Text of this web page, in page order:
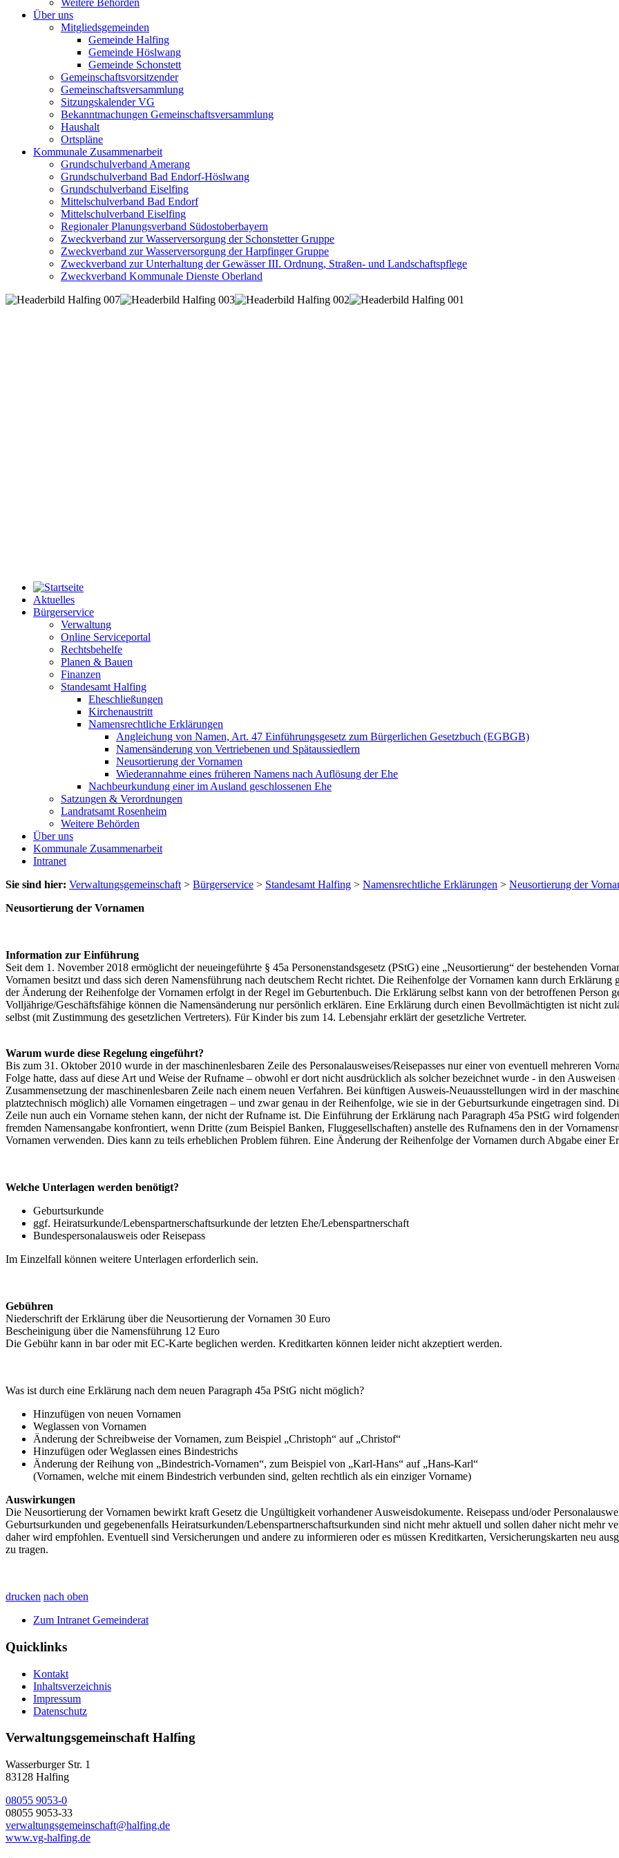
Weitere Behörden
Über uns
Mitgliedsgemeinden
Gemeinde Halfing
Gemeinde Höslwang
Gemeinde Schonstett
Gemeinschaftsvorsitzender
Gemeinschaftsversammlung
Sitzungskalender VG
Bekanntmachungen Gemeinschaftsversammlung
Haushalt
Ortspläne
Kommunale Zusammenarbeit
Grundschulverband Amerang
Grundschulverband Bad Endorf-Höslwang
Grundschulverband Eiselfing
Mittelschulverband Bad Endorf
Mittelschulverband Eiselfing
Regionaler Planungsverband Südostoberbayern
Zweckverband zur Wasserversorgung der Schonstetter Gruppe
Zweckverband zur Wasserversorgung der Harpfinger Gruppe
Zweckverband zur Unterhaltung der Gewässer III. Ordnung, Straßen- und Landschaftspflege
Zweckverband Kommunale Dienste Oberland
Aktuelles
Bürgerservice
Verwaltung
Online Serviceportal
Rechtsbehelfe
Planen & Bauen
Finanzen
Standesamt Halfing
Eheschließungen
Kirchenaustritt
Namensrechtliche Erklärungen
Angleichung von Namen, Art. 47 Einführungsgesetz zum Bürgerlichen Gesetzbuch (EGBGB)
Namensänderung von Vertriebenen und Spätaussiedlern
Neusortierung der Vornamen
Wiederannahme eines früheren Namens nach Auflösung der Ehe
Nachbeurkundung einer im Ausland geschlossenen Ehe
Satzungen & Verordnungen
Landratsamt Rosenheim
Weitere Behörden
Über uns
Kommunale Zusammenarbeit
Intranet
Sie sind hier: Verwaltungsgemeinschaft > Bürgerservice > Standesamt Halfing > Namensrechtliche Erklärungen > Neusortierung der
Neusortierung der Vornamen
Information zur Einführung
Seit dem 1. November 2018 ermöglicht der neueingeführte § 45a Personenstandsgesetz (PStG) eine „Neusortierung“ der bestehenden
Vornamen besitzt und dass sich deren Namensführung nach deutschem Recht richtet. Die Reihenfolge der Vornamen kann durch
der Änderung der Reihenfolge der Vornamen erfolgt in der Regel im Geburtenbuch. Die Erklärung selbst kann von der betroffenen Person
Volljährige/Geschäftsfähige können die Namensänderung nur persönlich erklären. Eine Erklärung durch einen Bevollmächtigten ist nicht
selbst (mit Zustimmung des gesetzlichen Vertreters). Für Kinder bis zum 14. Lebensjahr erklärt der gesetzliche Vertreter.
Warum wurde diese Regelung eingeführt?
Bis zum 31. Oktober 2010 wurde in der maschinenlesbaren Zeile des Personalausweises/Reisepasses nur einer von eventuell mehreren
Folge hatte, dass auf diese Art und Weise der Rufname – obwohl er dort nicht ausdrücklich als solcher bezeichnet wurde - in den
Zusammensetzung der maschinenlesbaren Zeile nach einem neuen Verfahren. Bei künftigen Ausweis-Neuausstellungen wird in der
platztechnisch möglich) alle Vornamen eingetragen – und zwar genau in der Reihenfolge, wie sie in der Geburtsurkunde eingetragen sind.
Zeile nun auch ein Vorname stehen kann, der nicht der Rufname ist. Die Einführung der Erklärung nach Paragraph 45a PStG wird
fremden Namensangabe konfrontiert, wenn Dritte (zum Beispiel Banken, Fluggesellschaften) anstelle des Rufnamens den in der
Vornamen verwenden. Dies kann zu teils erheblichen Problem führen. Eine Änderung der Reihenfolge der Vornamen durch Abgabe einer
Welche Unterlagen werden benötigt?
Geburtsurkunde
ggf. Heiratsurkunde/Lebenspartnerschaftsurkunde der letzten Ehe/Lebenspartnerschaft
Bundespersonalausweis oder Reisepass
Im Einzelfall können weitere Unterlagen erforderlich sein.
Gebühren
Niederschrift der Erklärung über die Neusortierung der Vornamen 30 Euro
Bescheinigung über die Namensführung 12 Euro
Die Gebühr kann in bar oder mit EC-Karte beglichen werden. Kreditkarten können leider nicht akzeptiert werden.
Was ist durch eine Erklärung nach dem neuen Paragraph 45a PStG nicht möglich?
Hinzufügen von neuen Vornamen
Weglassen von Vornamen
Änderung der Schreibweise der Vornamen, zum Beispiel „Christoph“ auf „Christof“
Hinzufügen oder Weglassen eines Bindestrichs
Änderung der Reihung von „Bindestrich-Vornamen“, zum Beispiel von „Karl-Hans“ auf „Hans-Karl“
(Vornamen, welche mit einem Bindestrich verbunden sind, gelten rechtlich als ein einziger Vorname)
Auswirkungen
Die Neusortierung der Vornamen bewirkt kraft Gesetz die Ungültigkeit vorhandener Ausweisdokumente. Reisepass und/oder
Geburtsurkunden und gegebenenfalls Heiratsurkunden/Lebenspartnerschaftsurkunden sind nicht mehr aktuell und sollen daher nicht mehr
daher wird empfohlen. Eventuell sind Versicherungen und andere zu informieren oder es müssen Kreditkarten, Versicherungskarten neu
zu tragen.
drucken nach oben
Zum Intranet Gemeinderat
Quicklinks
Kontakt
Inhaltsverzeichnis
Impressum
Datenschutz
Verwaltungsgemeinschaft Halfing
Wasserburger Str. 1
83128 Halfing
08055 9053-0
08055 9053-33
verwaltungsgemeinschaft@halfing.de
www.vg-halfing.de